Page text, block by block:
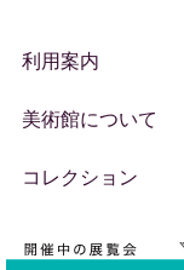
利用案内
美術館について
コレクション